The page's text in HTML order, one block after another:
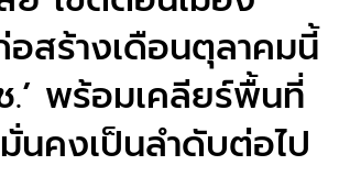
อสร้างเดือนตุลาคมนี้
.’ พร้อมเคลียร์พื้นที่
นคงเป็นลำดับต่อไป